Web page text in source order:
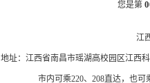
您是第
江
地址：江西省南昌市瑶湖高校园区江西
市内可乘220、208直达，也